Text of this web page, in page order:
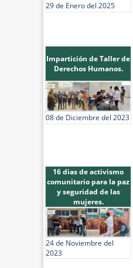
29 de Enero del 2025
Impartición de Taller de
Derechos Humanos.
08 de Diciembre del 2023
16 dias de activismo
comunitario para la paz
y seguridad de las
mujeres.
24 de Noviembre del
2023